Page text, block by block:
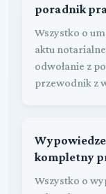
poradnik
Wszystko o
aktu
odwołanie z
przewodnik z
kompletny
Wszystko o